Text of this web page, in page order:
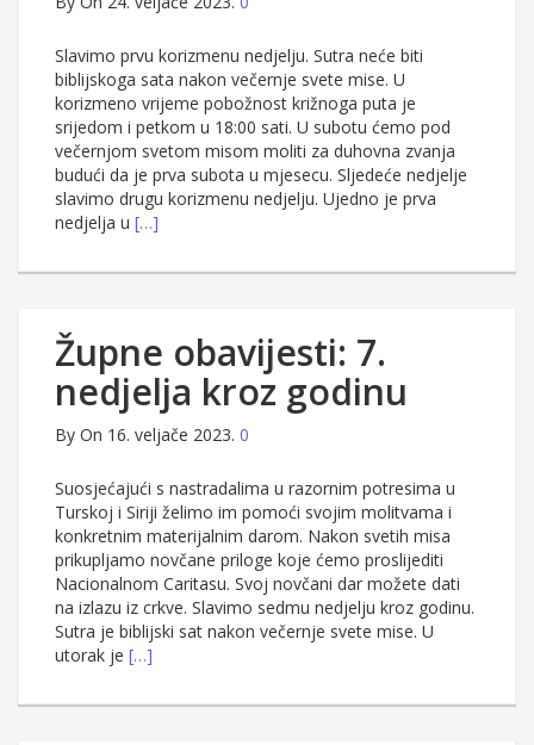
Slavimo prvu korizmenu nedjelju. Sutra neće biti
biblijskoga sata nakon večernje svete mise. U
korizmeno vrijeme pobožnost križnoga puta je
srijedom i petkom u 18:00 sati. U subotu ćemo pod
večernjom svetom misom moliti za duhovna zvanja
budući da je prva subota u mjesecu. Sljedeće nedjelje
slavimo drugu korizmenu nedjelju. Ujedno je prva
nedjelja u […]
Župne obavijesti: 7.
nedjelja kroz godinu
By On 16. veljače 2023. 0
Suosjećajući s nastradalima u razornim potresima u
Turskoj i Siriji želimo im pomoći svojim molitvama i
konkretnim materijalnim darom. Nakon svetih misa
prikupljamo novčane priloge koje ćemo proslijediti
Nacionalnom Caritasu. Svoj novčani dar možete dati
na izlazu iz crkve. Slavimo sedmu nedjelju kroz godinu.
Sutra je biblijski sat nakon večernje svete mise. U
utorak je […]